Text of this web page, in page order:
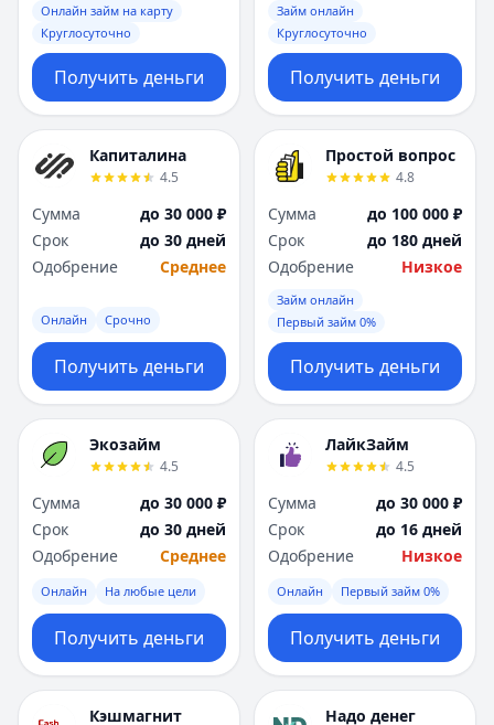
Онлайн займ на карту
Круглосуточно
Получить деньги
Займ онлайн
Круглосуточно
Получить деньги
Капиталина
4.5
Сумма
до 30 000 ₽
Срок
до 30 дней
Одобрение
Среднее
Онлайн Срочно
Получить деньги
Простой вопрос
4.8
Сумма
до 100 000 ₽
Срок
до 180 дней
Одобрение
Низкое
Займ онлайн
Первый займ 0%
Получить деньги
Экозайм
4.5
Сумма
до 30 000 ₽
Срок
до 30 дней
Одобрение
Среднее
Онлайн На любые цели
Получить деньги
ЛайкЗайм
4.5
Сумма
до 30 000 ₽
Срок
до 16 дней
Одобрение
Низкое
Онлайн Первый займ 0%
Получить деньги
Кэшмагнит Надо денег